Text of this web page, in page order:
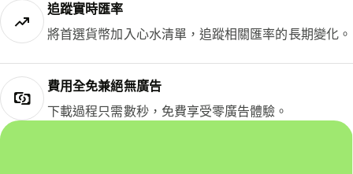
追蹤實時匯率
將首選貨幣加入心水清單，追蹤相關匯率的長期變化。
費用全免兼絕無廣告
下載過程只需數秒，免費享受零廣告體驗。